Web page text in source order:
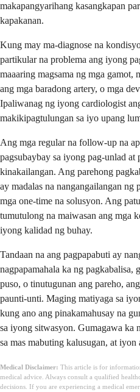
makapangyarihang kasangkapan
kapakanan.
Kung may ma-diagnose na
partikular na problema ang iyong
maaaring magsama ng mga gamot,
ang mga baradong artery, o mga
Ipaliwanag ng iyong cardiologist
makikipagtulungan sa iyo upang
Ang mga regular na follow-up na
pagsubaybay sa iyong pag-unlad at
kinakailangan. Ang parehong
ay madalas na nangangailangan ng
mga one-time na solusyon. Ang
tumutulong na maiwasan ang mga
iyong kalidad ng buhay.
Tandaan na ang pagpapabuti ay
nagpapamahala ka ng pagkabalisa,
puso, o tinutugunan ang pareho,
paunti-unti. Maging matiyaga sa
kung ano ang pinakamahusay na
sa iyong sitwasyon. Gumagawa ka
sa mas mabuting kalusugan, at iyon
Medical Disclaimer: This article is for
medical advice. Always consult a qualified
decisions. If you are experiencing a medical